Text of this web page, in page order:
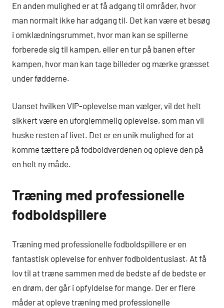
En anden mulighed er at få adgang til områder, hvor
man normalt ikke har adgang til. Det kan være et besøg
i omklædningsrummet, hvor man kan se spillerne
forberede sig til kampen, eller en tur på banen efter
kampen, hvor man kan tage billeder og mærke græsset
under fødderne.
Uanset hvilken VIP-oplevelse man vælger, vil det helt
sikkert være en uforglemmelig oplevelse, som man vil
huske resten af livet. Det er en unik mulighed for at
komme tættere på fodboldverdenen og opleve den på
en helt ny måde.
Træning med professionelle
fodboldspillere
Træning med professionelle fodboldspillere er en
fantastisk oplevelse for enhver fodboldentusiast. At få
lov til at træne sammen med de bedste af de bedste er
en drøm, der går i opfyldelse for mange. Der er flere
måder at opleve træning med professionelle